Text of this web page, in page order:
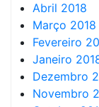
Abril 2018
Março 2018
Fevereiro
Janeiro
Dezembro
Novembro